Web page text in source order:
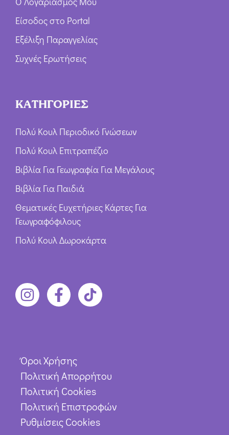
Είσοδος στο Portal
Εξέλιξη Παραγγελίας
Συχνές Ερωτήσεις
ΚΑΤΗΓΟΡΙΕΣ
Πολύ Κουλ Περιοδικό Γνώσεων
Πολύ Κουλ Επιτραπέζιο
Βιβλία Για Γεωγραφία Για Μεγάλους
Βιβλία Για Παιδιά
Θεματικές Ευχετήριες Κάρτες Για
Γεωγραφόφιλους
Πολύ Κουλ Δωροκάρτα
Όροι Χρήσης
Πολιτική Απορρήτου
Πολιτική Cookies
Πολιτική Επιστροφών
Ρυθμίσεις Cookies